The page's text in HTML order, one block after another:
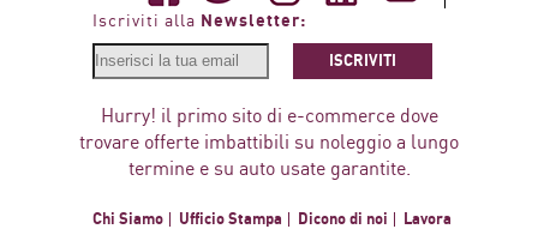
Iscriviti alla Newsletter:
ISCRIVITI
Hurry! il primo sito di e-commerce dove
trovare offerte imbattibili su noleggio a lungo
termine e su auto usate garantite.
Chi Siamo Ufficio Stampa Dicono di noi
Lavora